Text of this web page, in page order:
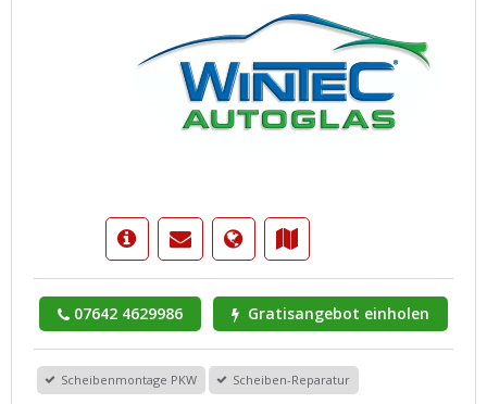
07642 4629986 Gratisangebot einholen
Scheibenmontage PKW Scheiben-Reparatur